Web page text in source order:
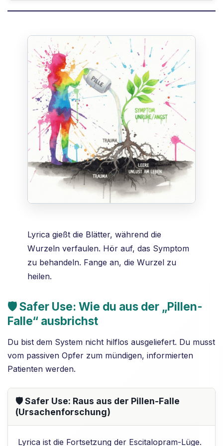
Lyrica gießt die Blätter, während die
Wurzeln verfaulen. Hör auf, das Symptom
zu behandeln. Fange an, die Wurzel zu
heilen.
🛡️ Safer Use: Wie du aus der „Pillen-
Falle“ ausbrichst
Du bist dem System nicht hilflos ausgeliefert. Du musst
vom passiven Opfer zum mündigen, informierten
Patienten werden.
🛡️ Safer Use: Raus aus der Pillen-Falle
(Ursachenforschung)
Lyrica ist die Fortsetzung der Escitalopram-Lüge.